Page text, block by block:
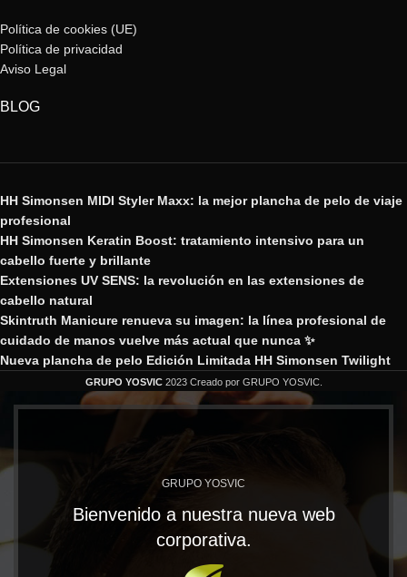
Política de cookies (UE)
Política de privacidad
Aviso Legal
BLOG
HH Simonsen MIDI Styler Maxx: la mejor plancha de pelo de viaje
profesional
HH Simonsen Keratin Boost: tratamiento intensivo para un
cabello fuerte y brillante
Extensiones UV SENS: la revolución en las extensiones de
cabello natural
Skintruth Manicure renueva su imagen: la línea profesional de
cuidado de manos vuelve más actual que nunca ✨
Nueva plancha de pelo Edición Limitada HH Simonsen Twilight
GRUPO YOSVIC 2023 Creado por GRUPO YOSVIC.
GRUPO YOSVIC
Bienvenido a nuestra nueva web
corporativa.